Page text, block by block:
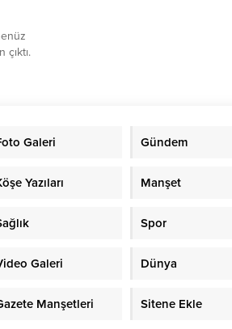
Galeri Gündem
Yazıları Manşet
Spor
Galeri Dünya
Manşetleri Sitene Ekle